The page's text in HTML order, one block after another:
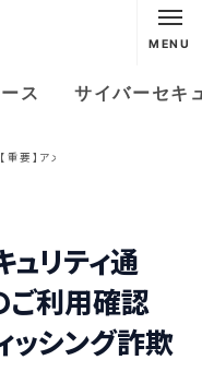
MENU
ス サイバーセキ
ュリティ通
ご利用確認
ッシング詐欺